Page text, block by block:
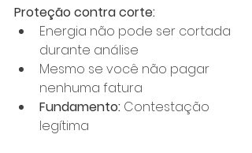
Proteção contra corte:
Energia não pode ser cortada
durante análise
Mesmo se você não pagar
nenhuma fatura
Fundamento: Contestação
legítima